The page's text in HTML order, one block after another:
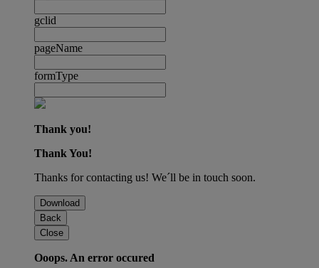
gclid
pageName
formType
Thank you!
Thank You!
Thanks for contacting us! We´ll be in touch soon.
Download
Back
Close
Ooops. An error occured